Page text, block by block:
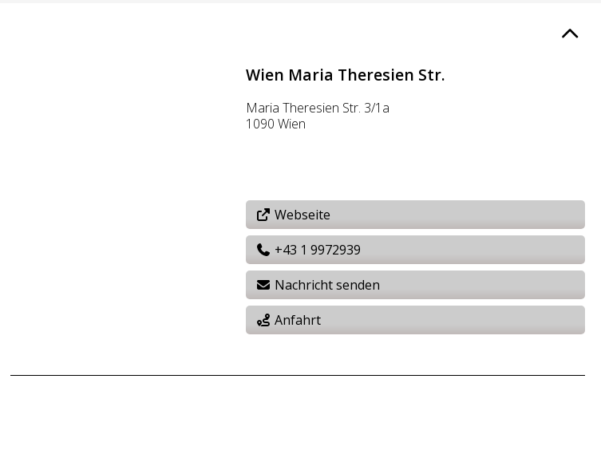
Wien Maria Theresien Str.
Maria Theresien Str. 3/1a
1090 Wien
Webseite
+43 1 9972939
Nachricht senden
Anfahrt